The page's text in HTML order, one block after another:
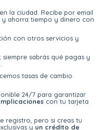
la ciudad. Recibe por email
y ahorra tiempo y dinero con
con otros servicios y
sabrás qué pagas y
tasas de cambio
24/7 para garantizar
con tu tarjeta
registro, pero si creas tu
y un crédito de